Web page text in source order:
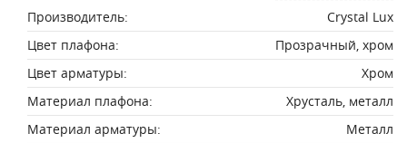
Производитель:
Crystal Lux
Цвет плафона:
Прозрачный, хром
Цвет арматуры:
Хром
Материал плафона:
Хрусталь, металл
Материал арматуры:
Металл